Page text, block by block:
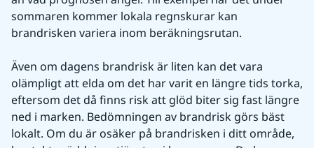
sommaren kommer lokala regnskurar kan
brandrisken variera inom beräkningsrutan.
Även om dagens brandrisk är liten kan det vara
olämpligt att elda om det har varit en längre tids torka,
eftersom det då finns risk att glöd biter sig fast längre
ned i marken. Bedömningen av brandrisk görs bäst
lokalt. Om du är osäker på brandrisken i ditt område,